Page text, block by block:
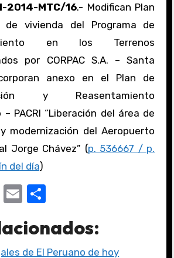
2014-MTC/16.- Modifican Plan
de vivienda del Programa de
en los Terrenos
por CORPAC S.A. – Santa
anexo en el Plan de
y Reasentamiento
PACRI “Liberación del área de
modernización del Aeropuerto
Jorge Chávez” (p. 536667 / p.
del día)
E
ail
C
m
p
de El Peruano de hoy